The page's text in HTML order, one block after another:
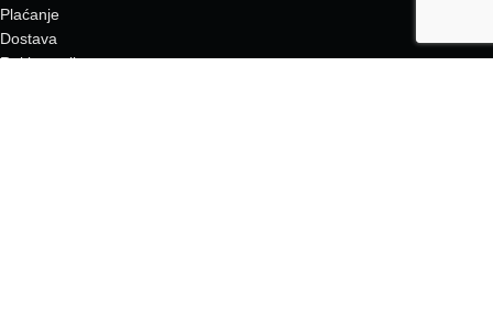
Plaćanje
Dostava
Reklamacije